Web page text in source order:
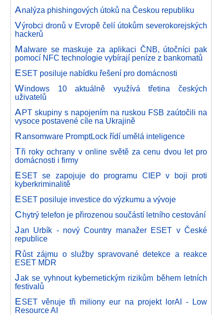
Analýza phishingových útoků na Českou republiku
Výrobci dronů v Evropě čelí útokům severokorejských
hackerů
Malware se maskuje za aplikaci ČNB, útočníci pak
pomocí NFC technologie vybírají peníze z bankomatů
ESET posiluje nabídku řešení pro domácnosti
Windows 10 aktuálně využívá třetina českých
uživatelů
APT skupiny s napojením na ruskou FSB zaútočili na
vysoce postavené cíle na Ukrajině
Ransomware PromptLock řídí umělá inteligence
Tři roky ochrany v online světě za cenu dvou let pro
domácnosti i firmy
ESET se zapojuje do programu CIEP v boji proti
kyberkriminalitě
ESET posiluje investice do výzkumu a vývoje
Chytrý telefon je přirozenou součástí letního cestování
Jan Urbík - nový Country manažer ESET v České
republice
Růst zájmu o služby spravované detekce a reakce
ESET MDR
Jak se vyhnout kybernetickým rizikům během letních
festivalů
ESET věnuje tři miliony eur na projekt lorAI - Low
Resource AI